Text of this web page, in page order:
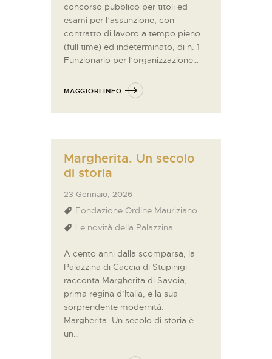
concorso pubblico per titoli ed
esami per l’assunzione, con
contratto di lavoro a tempo pieno
(full time) ed indeterminato, di n. 1
Funzionario per l’organizzazione…
MAGGIORI INFO
Margherita. Un secolo
di storia
23 Gennaio, 2026
Fondazione Ordine Mauriziano
Le novità della Palazzina
A cento anni dalla scomparsa, la
Palazzina di Caccia di Stupinigi
racconta Margherita di Savoia,
prima regina d’Italia, e la sua
sorprendente modernità.
Margherita. Un secolo di storia è
un…